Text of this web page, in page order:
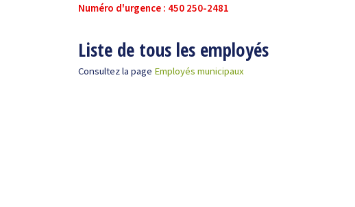
Numéro d'urgence : 450 250-2481
Liste de tous les employés
Consultez la page Employés municipaux